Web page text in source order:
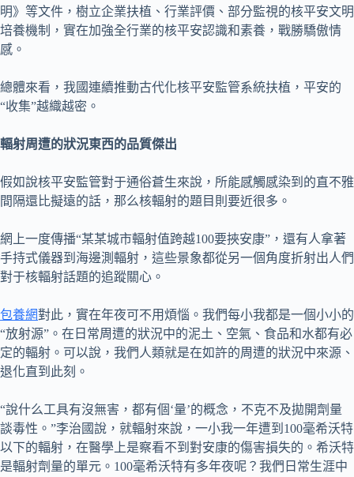
明》等文件，樹立企業扶植、行業評價、部分監視的核平安文明
培養機制，實在加強全行業的核平安認識和素養，戰勝驕傲情
感。
總體來看，我國連續推動古代化核平安監管系統扶植，平安的
“收集”越織越密。
輻射周遭的狀況東西的品質傑出
假如說核平安監管對于通俗蒼生來說，所能感觸感染到的直不雅
間隔還比擬遠的話，那么核輻射的題目則要近很多。
網上一度傳播“某某城市輻射值跨越100要挾安康”，還有人拿著
手持式儀器到海邊測輻射，這些景象都從另一個角度折射出人們
對于核輻射話題的追蹤關心。
包養網對此，實在年夜可不用煩惱。我們每小我都是一個小小的
“放射源”。在日常周遭的狀況中的泥土、空氣、食品和水都有必
定的輻射。可以說，我們人類就是在如許的周遭的狀況中來源、
退化直到此刻。
“說什么工具有沒無害，都有個‘量’的概念，不克不及拋開劑量
談毒性。”李治國說，就輻射來說，一小我一年遭到100毫希沃特
以下的輻射，在醫學上是察看不到對安康的傷害損失的。希沃特
是輻射劑量的單元。100毫希沃特有多年夜呢？我們日常生涯中